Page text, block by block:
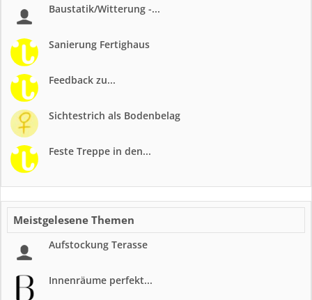
Baustatik/Witterung -...
Sanierung Fertighaus
Feedback zu...
Sichtestrich als Bodenbelag
Feste Treppe in den...
Meistgelesene Themen
Aufstockung Terasse
Innenräume perfekt...